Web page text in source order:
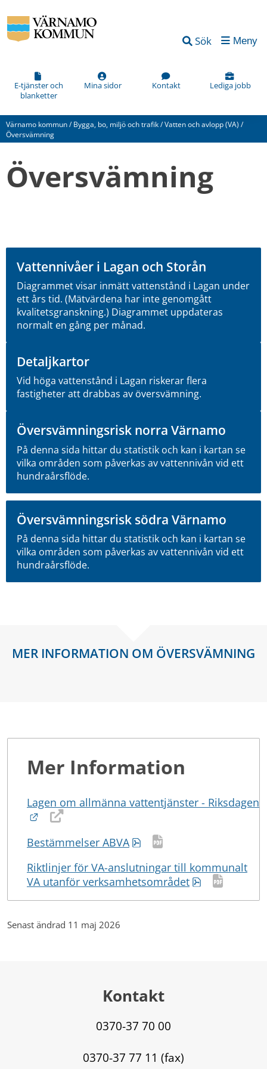
Sök Meny
E-tjänster och
blanketter
Mina sidor Kontakt Lediga jobb
Värnamo kommun/ Bygga, bo, miljö och trafik/Vatten och avlopp (VA) /
Översvämning
Översvämning
Vattennivåer i Lagan och Storån
Diagrammet visar inmätt vattenstånd i Lagan under
ett års tid. (Mätvärdena har inte genomgått
kvalitetsgranskning.) Diagrammet uppdateras
normalt en gång per månad.
Detaljkartor
Vid höga vattenstånd i Lagan riskerar flera
fastigheter att drabbas av översvämning.
Översvämningsrisk norra Värnamo
På denna sida hittar du statistik och kan i kartan se
vilka områden som påverkas av vattennivån vid ett
hundraårsflöde.
Översvämningsrisk södra Värnamo
På denna sida hittar du statistik och kan i kartan se
vilka områden som påverkas av vattennivån vid ett
hundraårsflöde.
MER INFORMATION OM ÖVERSVÄMNING
Mer Information
Lagen om allmänna vattentjänster - Riksdagen
Länk till annan webbplats.
Bestämmelser ABVA
Pdf, 600 kB.
Riktlinjer för VA-anslutningar till kommunalt
VA utanför verksamhetsområdet
Pdf, 105 kB.
Senast ändrad 11 maj 2026
Kontakt
0370-37 70 00
0370-37 77 11 (fax)